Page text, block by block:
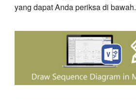
yang dapat Anda periksa di bawah.